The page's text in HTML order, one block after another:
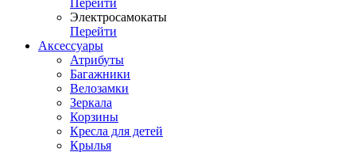
Перейти
Электросамокаты
Перейти
Аксессуары
Атрибуты
Багажники
Велозамки
Зеркала
Корзины
Кресла для детей
Крылья